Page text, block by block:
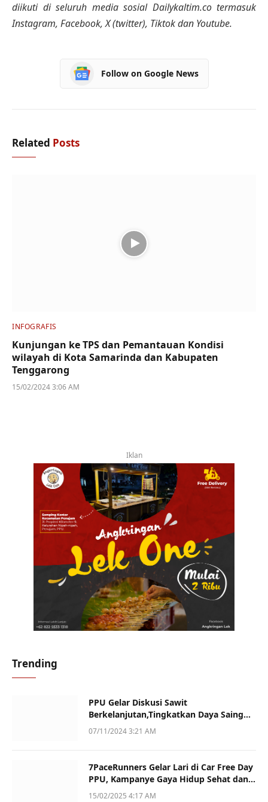
diikuti di seluruh media sosial Dailykaltim.co termasuk
Instagram, Facebook, X (twitter), Tiktok dan Youtube.
Follow on Google News
Related Posts
INFOGRAFIS
Kunjungan ke TPS dan Pemantauan Kondisi
wilayah di Kota Samarinda dan Kabupaten
Tenggarong
15/02/2024 3:06 AM
Iklan
Trending
PPU Gelar Diskusi Sawit
Berkelanjutan,Tingkatkan Daya Saing
dan Kualitas
07/11/2024 3:21 AM
7PaceRunners Gelar Lari di Car Free Day
PPU, Kampanye Gaya Hidup Sehat dan
Dukung UMKM
15/02/2025 4:17 AM